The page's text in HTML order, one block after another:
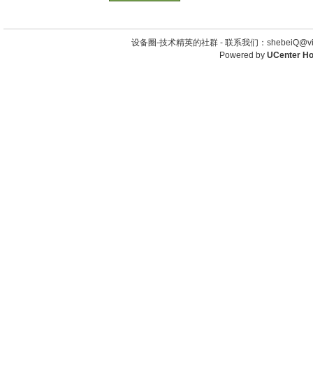
设备圈-技术精英的社群 - 联系我们：
Powered by UCenter